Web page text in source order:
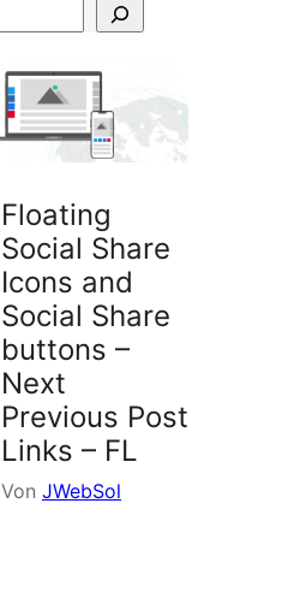
Floating
Social Share
Icons and
Social Share
buttons –
Next
Previous Post
Links – FL
Von JWebSol